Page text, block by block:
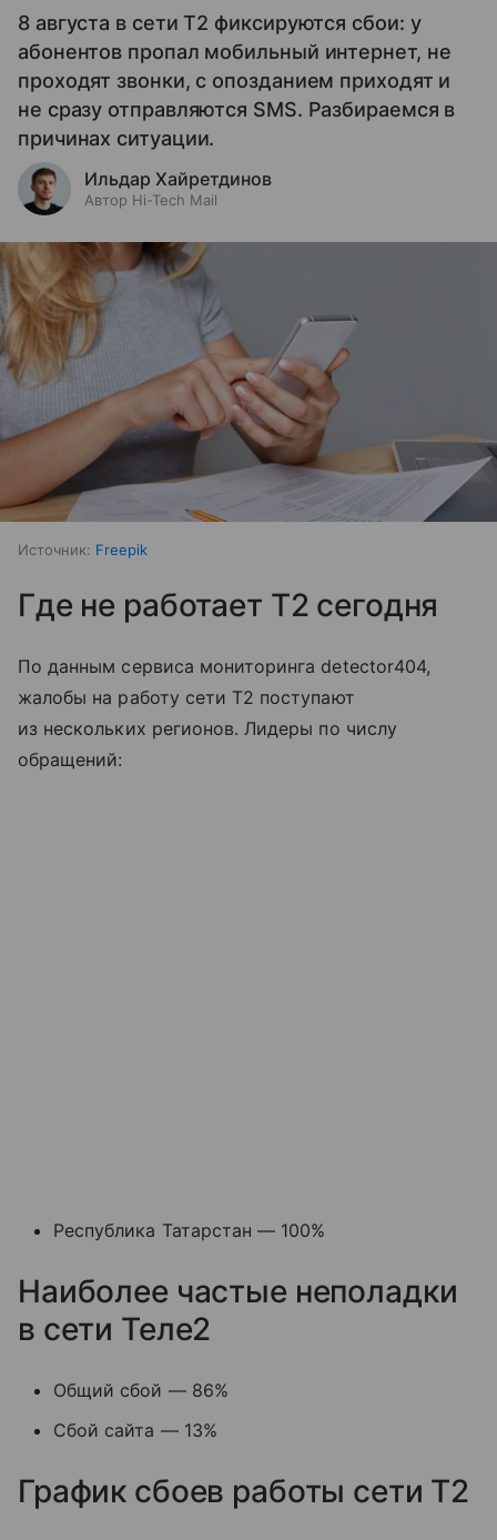
8 августа в сети T2 фиксируются сбои: у
абонентов пропал мобильный интернет, не
проходят звонки, с опозданием приходят и
не сразу отправляются SMS. Разбираемся в
причинах ситуации.
Ильдар Хайретдинов
Автор Hi-Tech Mail
Источник: Freepik
Где не работает T2 сегодня
По данным сервиса мониторинга detector404,
жалобы на работу сети T2 поступают
из нескольких регионов. Лидеры по числу
обращений:
Республика Татарстан — 100%
Наиболее частые неполадки
в сети Теле2
Общий сбой — 86%
Сбой сайта — 13%
График сбоев работы сети T2